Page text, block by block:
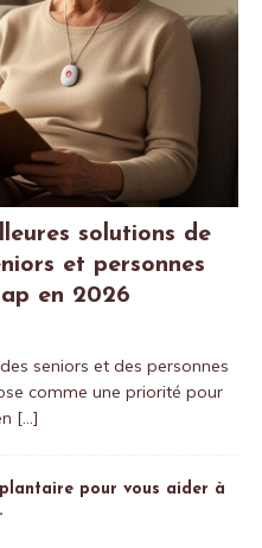
solutions de
et personnes
en 2026
seniors et des personnes
comme une priorité pour
[…]
pour vous aider à